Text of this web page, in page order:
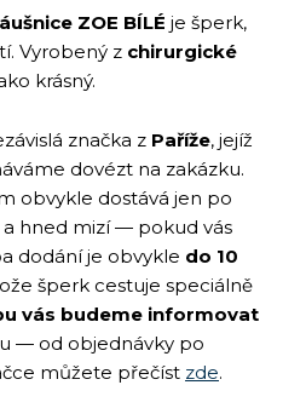
ZOE BÍLÉ je šperk,
Vyrobený z chirurgické
krásný.
značka z Paříže, jejíž
dovézt na zakázku.
obvykle dostává jen po
hned mizí — pokud vás
dodání je obvykle do 10
šperk cestuje speciálně
vás budeme informovat
— od objednávky po
můžete přečíst zde.